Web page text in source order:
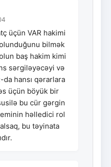
üçün VAR hakimi
bilmək
baş hakim kimi
sərgiləyəcəyi və
da hansı qərarlara
üçün böyük bir
bu cür gərgin
həlledici rol
bu təyinata